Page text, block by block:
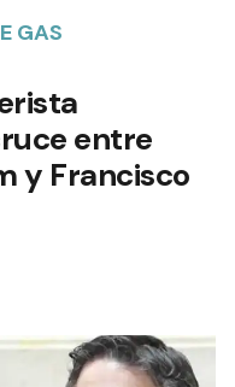
GAS
entre
y Francisco